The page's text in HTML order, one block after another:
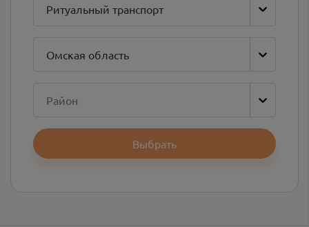
Ритуальный транспорт
Омская область
Район
Выбрать